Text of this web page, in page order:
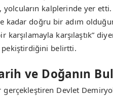
kalplerinde yer etti.
kadar doğru bir adım
karşılamayla karşılaştık”
belirtti.
ve Doğanın
Devlet